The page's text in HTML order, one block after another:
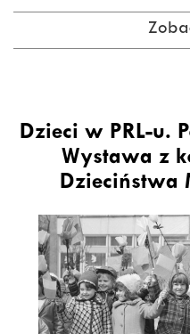
Dzieci w PRL-u.
Wystawa z
Dzieciństwa